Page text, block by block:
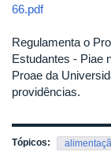
66.pdf
Regulamenta o
Estudantes - Piae
Proae da
providências.
Tópicos: